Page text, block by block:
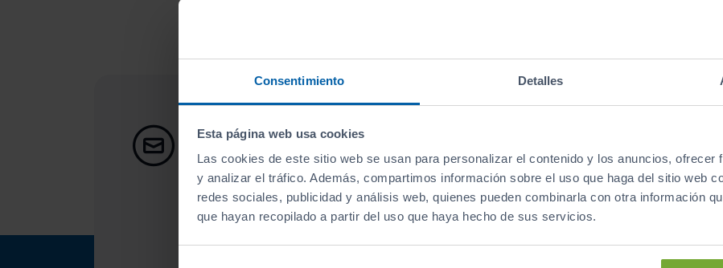
Consentimiento Detalles
Esta página web usa cookies
Las cookies de este sitio web se usan para personalizar el contenido y los anuncios, ofrecer
y analizar el tráfico. Además, compartimos información sobre el uso que haga del sitio web
redes sociales, publicidad y análisis web, quienes pueden combinarla con otra información
que hayan recopilado a partir del uso que haya hecho de sus servicios.
Apúntate y caza las ofertas
Apúntate a nuestro boletín y serás el primero en recibir
las nuevas entradas y ofertas.
Correo electrónico
Acepto la
Acepto
ofertas y